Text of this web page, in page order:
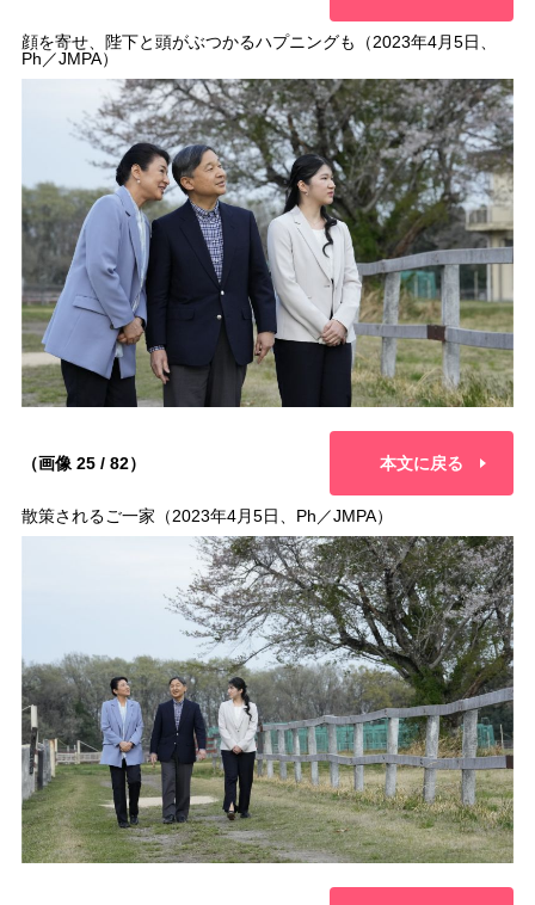
顔を寄せ、陛下と頭がぶつかるハプニングも（2023年4月5日、
Ph／JMPA）
（画像 25 / 82） 本文に戻る
散策されるご一家（2023年4月5日、Ph／JMPA）